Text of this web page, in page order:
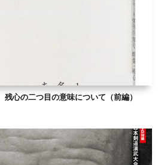
心の二つ目の意味について（前編）